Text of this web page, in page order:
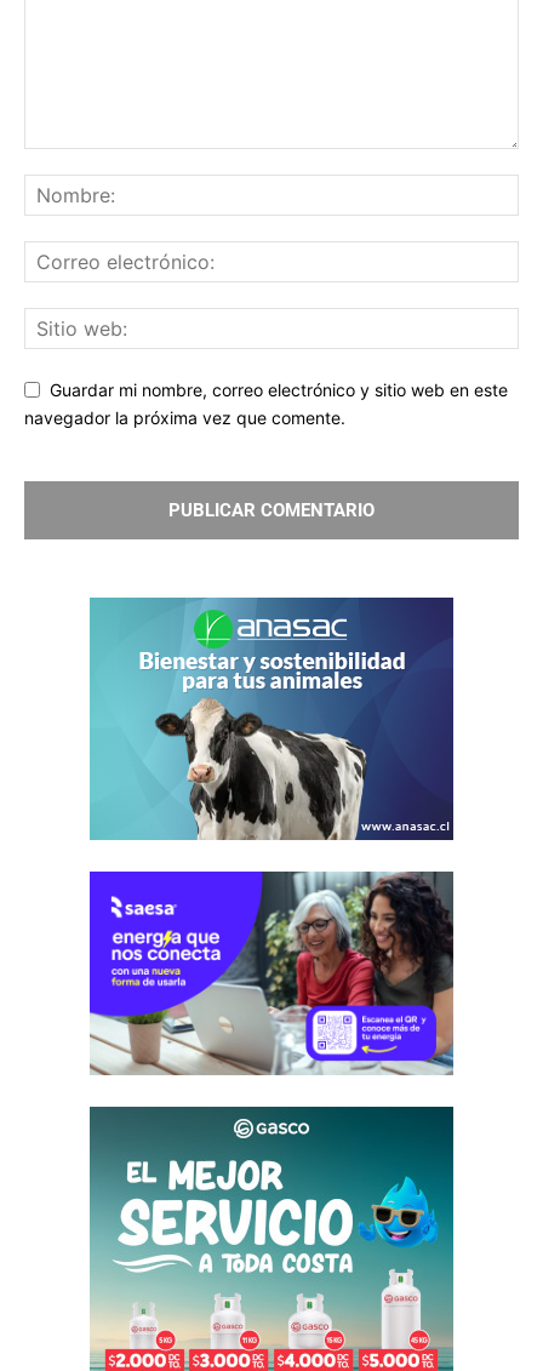
Guardar mi nombre, correo electrónico y sitio web en este
navegador la próxima vez que comente.